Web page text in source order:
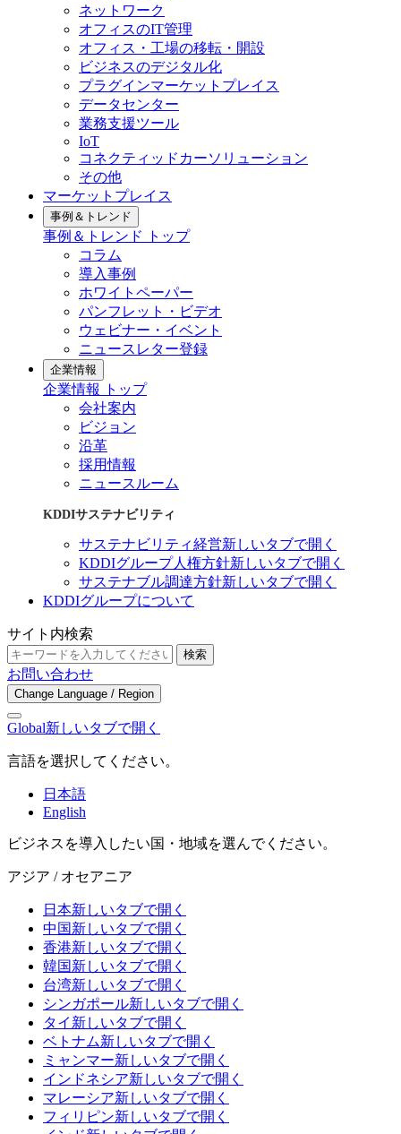
ネットワーク
オフィスのIT管理
オフィス・工場の移転・開設
ビジネスのデジタル化
プラグインマーケットプレイス
データセンター
業務支援ツール
IoT
コネクティッドカーソリューション
その他
マーケットプレイス
事例＆トレンド
事例＆トレンド トップ
コラム
導入事例
ホワイトペーパー
パンフレット・ビデオ
ウェビナー・イベント
ニュースレター登録
企業情報
企業情報 トップ
会社案内
ビジョン
沿革
採用情報
ニュースルーム
KDDIサステナビリティ
サステナビリティ経営新しいタブで開く
KDDIグループ人権方針新しいタブで開く
サステナブル調達方針新しいタブで開く
KDDIグループについて
サイト内検索
検索
お問い合わせ
Change Language / Region
Global新しいタブで開く
言語を選択してください。
日本語
English
ビジネスを導入したい国・地域を選んでください。
アジア / オセアニア
日本新しいタブで開く
中国新しいタブで開く
香港新しいタブで開く
韓国新しいタブで開く
台湾新しいタブで開く
シンガポール新しいタブで開く
タイ 新しいタブで開く
ベトナム新しいタブで開く
ミャンマー新しいタブで開く
インドネシア新しいタブで開く
マレーシア新しいタブで開く
フィリピン新しいタブで開く